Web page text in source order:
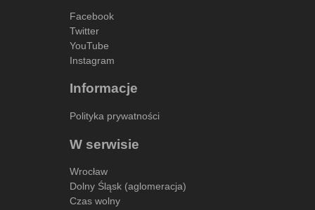
Facebook
Twitter
YouTube
Instagram
Informacje
Polityka prywatności
W serwisie
Wrocław
Dolny Śląsk (aglomeracja)
Czas wolny